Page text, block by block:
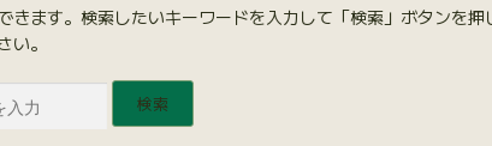
きます。検索したいキーワードを入力して「検索」ボタンを
い。
検索